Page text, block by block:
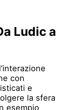
Ludic a
con
e
la sfera
esempio